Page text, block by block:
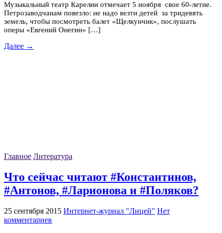
Музыкальный театр Карелии отмечает 5 ноября свое 60-летие.
Петрозаводчанам повезло: не надо везти детей за тридевять
земель, чтобы посмотреть балет «Щелкунчик», послушать
оперы «Евгений Онегин» […]
Далее →
Главное Литература
Что сейчас читают #Константинов,
#Антонов, #Ларионова и #Поляков?
25 сентября 2015 Интернет-журнал "Лицей" Нет
комментариев